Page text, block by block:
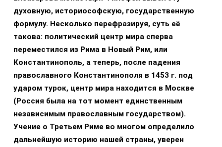
духовную, историософскую, государственную
формулу. Несколько перефразируя, суть её
такова: политический центр мира сперва
переместился из Рима в Новый Рим, или
Константинополь, а теперь, после падения
православного Константинополя в 1453 г. под
ударом турок, центр мира находится в Москве
(Россия была на тот момент единственным
независимым православным государством).
Учение о Третьем Риме во многом определило
дальнейшую историю нашей страны, уверен